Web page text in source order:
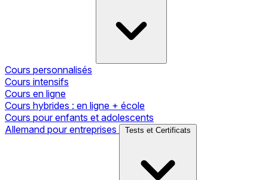
Cours personnalisés
Cours intensifs
Cours en ligne
Cours hybrides : en ligne + école
Cours pour enfants et adolescents
Allemand pour entreprises
Tests et Certificats